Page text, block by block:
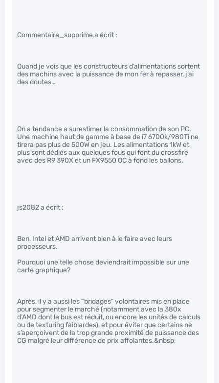
Commentaire_supprime a écrit :
Quand je vois que les constructeurs d’alimentations sortent
des machins avec la puissance de mon fer à repasser, j’ai
des doutes…
On a tendance a surestimer la consommation de son PC.
Une machine haut de gamme à base de i7 6700k/980Ti ne
tirera pas plus de 500W en jeu. Les alimentations 1kW et
plus sont dédiés aux quelques fous qui font du crossfire
avec des R9 390X et un FX9550 OC à fond les ballons.
js2082 a écrit :
Ben, Intel et AMD arrivent bien à le faire avec leurs
processeurs.
Pourquoi une telle chose deviendrait impossible sur une
carte graphique?
Après, il y a aussi les “bridages” volontaires mis en place
pour segmenter le marché (notamment avec la 380x
d’AMD dont le bus est réduit, ou encore les unités de calculs
ou de texturing faiblardes), et pour éviter que certains ne
s’aperçoivent de la trop grande proximité de puissance des
CG malgré leur différence de prix affolantes.&nbsp;